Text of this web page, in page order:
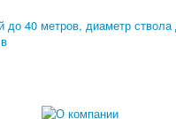
до 40 метров, диаметр